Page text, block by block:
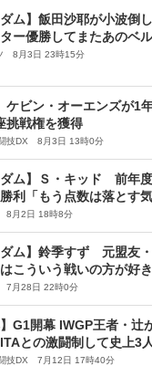
ダム】飯田沙耶が小波倒
ー優勝してまたあのベル
8月3日 23時15分
ケビン・オーエンズが1
挑戦権を獲得
技DX 8月3日 13時0分
ダム】Ｓ・キッド 前年
利「もう点数は落とす気
8月2日 18時8分
ダム】鈴季すず 元盟友
こういう戦いの方が好
7月28日 22時0分
】G1開幕 IWGP王者・辻
との激闘制して史上3
技DX 7月12日 17時40分